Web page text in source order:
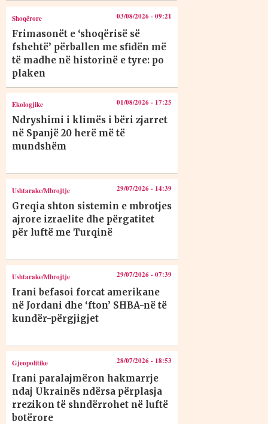
Shoqërore 03/08/2026 - 09:21
Frimasonët e ‘shoqërisë së
fshehtë’ përballen me sfidën më
të madhe në historinë e tyre: po
plaken
Ekologjike 01/08/2026 - 17:25
Ndryshimi i klimës i bëri zjarret
në Spanjë 20 herë më të
mundshëm
Ushtarake/Mbrojtje 29/07/2026 - 14:39
Greqia shton sistemin e mbrotjes
ajrore izraelite dhe përgatitet
për luftë me Turqinë
Ushtarake/Mbrojtje 29/07/2026 - 07:39
Irani befasoi forcat amerikane
në Jordani dhe ‘fton’ SHBA-në të
kundër-përgjigjet
Gjeopolitike 28/07/2026 - 18:53
Irani paralajmëron hakmarrje
ndaj Ukrainës ndërsa përplasja
rrezikon të shndërrohet në luftë
botërore